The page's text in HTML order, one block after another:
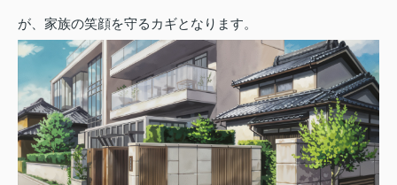
が、家族の笑顔を守るカギとなります。